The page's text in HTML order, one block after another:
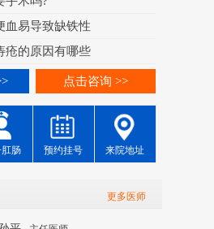
血易导致缺铁性
疮的原因有哪些
点击咨询 >>
肠 预约挂号 来院地址
更多医师